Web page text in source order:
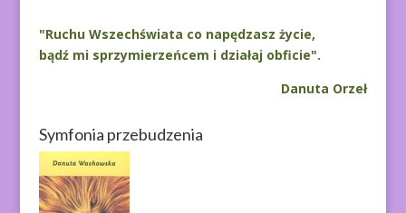
"Ruchu Wszechświata co napędzasz życie,
bądź mi sprzymierzeńcem i działaj obficie".
Danuta Orzeł
Symfonia przebudzenia